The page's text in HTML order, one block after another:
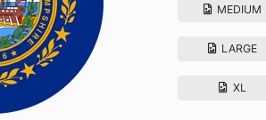
MEDIUM
LARGE
XL